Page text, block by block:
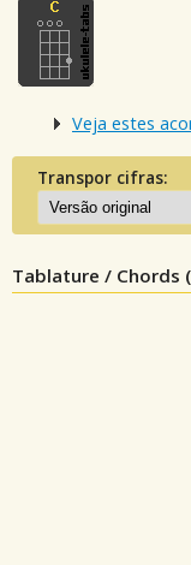
Veja estes
Transpor cifras:
Tablature / Chords